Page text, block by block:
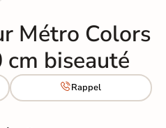
Métro Colors
biseauté
Rappel